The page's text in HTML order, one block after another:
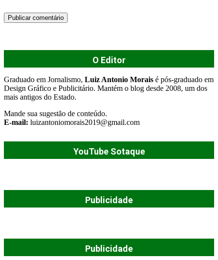
O Editor
Graduado em Jornalismo, Luiz Antonio Morais é pós-graduado em
Design Gráfico e Publicitário. Mantém o blog desde 2008, um dos
mais antigos do Estado.
Mande sua sugestão de conteúdo.
E-mail: luizantoniomorais2019@gmail.com
YouTube Sotaque
Publicidade
Publicidade